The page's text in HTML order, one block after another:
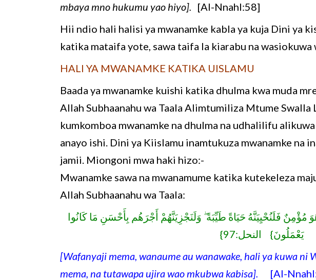
mbaya mno hukumu yao hiyo]. [Al-Nnahl:58]
Hii ndio hali halisi ya mwanamke kabla ya kuja Dini ya
katika mataifa yote, sawa taifa la kiarabu na wasiokuwa
HALI YA MWANAMKE KATIKA UISLAMU
Baada ya mwanamke kuishi katika dhulma kwa muda
Allah Subhaanahu wa Taala Alimtumiliza Mtume Swalla
kumkomboa mwanamke na dhulma na udhalilifu
anayo ishi. Dini ya Kiislamu inamtukuza mwanamke na
jamii. Miongoni mwa haki hizo:-
Mwanamke sawa na mwanamume katika kutekeleza
Allah Subhaanahu wa Taala:
فَلَنُحْيِيَنَّهُ حَيَاةً طَيِّبَةً ۖ وَلَنَجْزِيَنَّهُمْ أَجْرَهُم بِأَحْسَنِ مَا كَانُوا
يَعْمَلُونَ} النحل:97}
[Wafanyaji mema, wanaume au wanawake, hali ya kuwa ni
mema, na tutawapa ujira wao mkubwa kabisa].
[Al-